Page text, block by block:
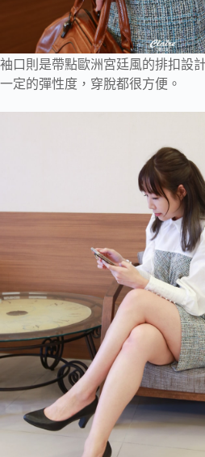
袖口則是帶點歐洲宮廷風的排扣設
一定的彈性度，穿脫都很方便。